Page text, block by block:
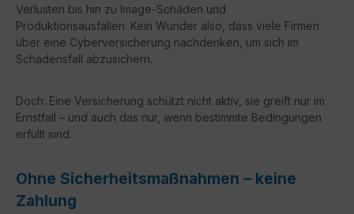
Verlusten bis hin zu Image-Schäden und
Produktionsausfällen. Kein Wunder also, dass viele Firmen
über eine Cyberversicherung nachdenken, um sich im
Schadensfall abzusichern.
Doch: Eine Versicherung schützt nicht aktiv, sie greift nur im
Ernstfall – und auch das nur, wenn bestimmte Bedingungen
erfüllt sind.
Ohne Sicherheitsmaßnahmen – keine
Zahlung